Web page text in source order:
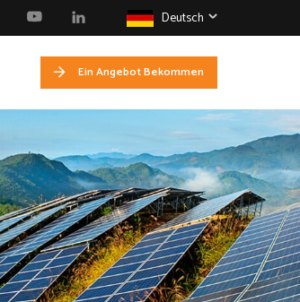
Deutsch
Ein Angebot Bekommen